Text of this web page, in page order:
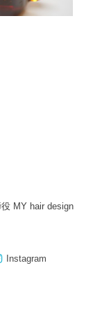
MY hair design
Instagram